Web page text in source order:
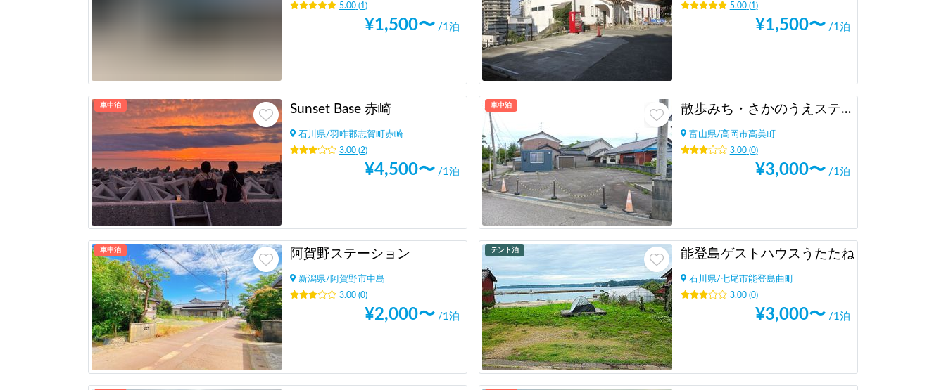
5.00(1 )
¥1,500〜 /1泊
5.00(1 )
¥1,500〜 /1泊
車中泊 Sunset Base 赤崎
石川県/羽咋郡志賀町赤崎
3.00(2)
¥4,500〜 /1泊
車中泊 散歩みち・さかのうえステイポイント
富山県/高岡市高美町
3.00(0)
¥3,000〜 /1泊
車中泊 阿賀野ステーション
新潟県/ 阿賀野市中島
3.00(0)
¥2,000〜 /1泊
テント泊 能登島ゲストハウスうたたね
石川県/七尾市能登島曲町
3.00(0)
¥3,000〜 /1泊